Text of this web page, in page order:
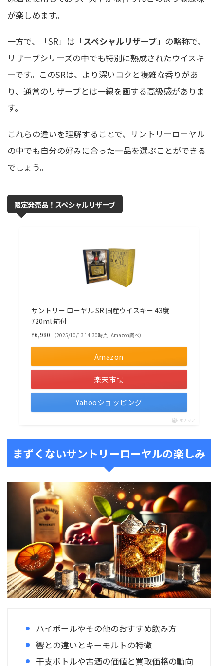
が楽しめます。
一方で、「SR」は「スペシャルリザーブ」の略称で、
リザーブシリーズの中でも特別に熟成されたウイスキ
ーです。このSRは、より深いコクと複雑な香りがあ
り、通常のリザーブとは一線を画する高級感がありま
す。
これらの違いを理解することで、サントリーローヤル
の中でも自分の好みに合った一品を選ぶことができる
でしょう。
限定発売品！スペシャルリザーブ
サントリー ローヤル SR 国産ウイスキー 43度
720ml 箱付
¥6,980 （2025/10/13 14:30時点 | Amazon調べ）
Amazon
楽天市場
Yahooショッピング
ポチップ
まずくないサントリーローヤルの楽しみ
ハイボールやその他のおすすめ飲み方
響との違いとキーモルトの特徴
干支ボトルや古酒の価値と買取価格の動向